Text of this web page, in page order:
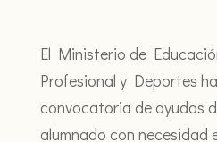
El Ministerio de
Profesional y Deportes
convocatoria de ayudas
alumnado con necesidad